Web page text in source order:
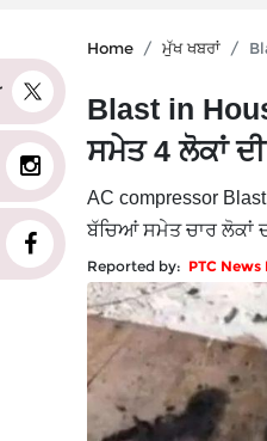
Home ਮੁੱਖ ਖਬਰਾਂ
Blast in
ਸਮੇਤ 4 ਲੋਕਾਂ
AC compressor
ਬੱਚਿਆਂ ਸਮੇਤ ਚਾਰ ਲੋਕਾਂ
Reported by: PTC News